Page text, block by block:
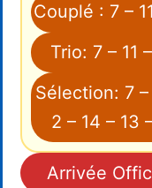
Couplé : 7 –
Trio: 7 – 11
Sélection: 7 –
2 – 14 – 13
Arrivée